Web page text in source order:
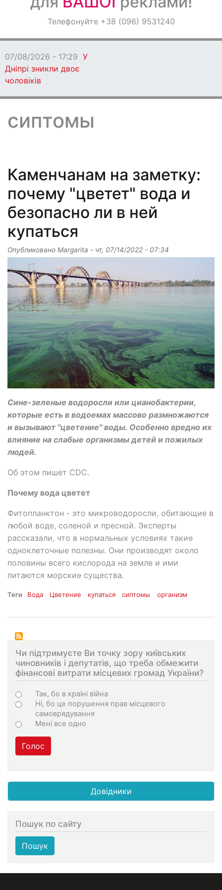
ОголошенняТелефонуйте +38 (096) 9531240
07/08/2026 - 17:29 У
Дніпрі зникли двоє
чоловіків
сиптомы
Каменчанам на заметку:
почему "цветет" вода и
безопасно ли в ней
купаться
Опубликовано Margarita - чт, 07/14/2022 - 07:34
Сине-зеленые водоросли или цианобактерии,
которые есть в водоемах массово размножаются
и вызывают "цветение" воды. Особенно вредно их
влияние на слабые организмы детей и пожилых
людей.
Об этом пишет CDC.
Почему вода цветет
Фитопланктон - это микроводоросли, обитающие в
любой воде, соленой и пресной. Эксперты
рассказали, что в нормальных условиях такие
одноклеточные полезны. Они производят около
половины всего кислорода на земле и ими
питаются морские существа.
Теги Вода Цветение купаться сиптомы организм
Чи підтримуєте Ви точку зору київських
чиновників і депутатів, що треба обмежити
фінансові витрати місцевих громад України?
Choices
Так, бо в країні війна
Ні, бо це порушення прав місцевого
самоврядування
Мені все одно
Голос
Довідники
Пошук по сайту
Пошук